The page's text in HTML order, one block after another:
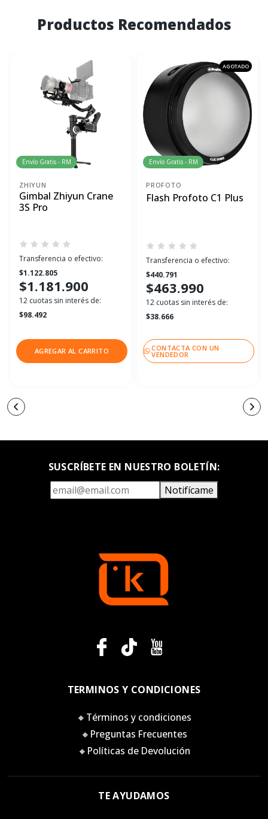
Productos Recomendados
Envío Gratis - RM
ZHIYUN
Gimbal Zhiyun Crane
3S Pro
Transferencia o efectivo:
$1.122.805
$1.181.900
12 cuotas sin interés de:
$98.492
AGREGAR AL CARRITO
AGOTADO
Envío Gratis - RM
PROFOTO
Flash Profoto C1 Plus
Transferencia o efectivo:
$440.791
$463.990
12 cuotas sin interés de:
$38.666
CONTACTA CON UN
VENDEDOR
SUSCRÍBETE EN NUESTRO BOLETÍN:
Notifícame
TERMINOS Y CONDICIONES
🔸Términos y condiciones
🔸Preguntas Frecuentes
🔸Políticas de Devolución
TE AYUDAMOS